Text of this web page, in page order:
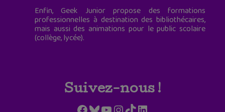
Enfin, Geek Junior propose des formations
professionnelles à destination des bibliothécaires,
mais aussi des animations pour le public scolaire
(collège, lycée).
Suivez-nous !